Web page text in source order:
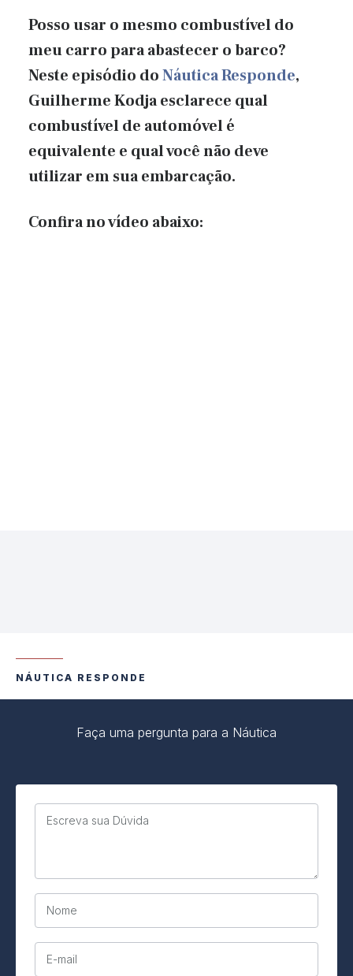
Posso usar o mesmo combustível do
meu carro para abastecer o barco?
Neste episódio doNáutica Responde,
Guilherme Kodja esclarece qual
combustível de automóvel é
equivalente e qual você não deve
utilizar em sua embarcação.
Confira no vídeo abaixo:
NÁUTICA RESPONDE
Faça uma pergunta para a Náutica
Escreva sua Dúvida
Nome
E-mail